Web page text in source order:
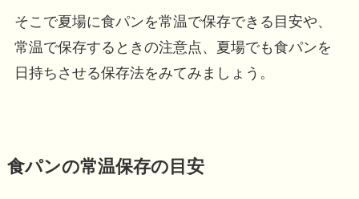
そこで夏場に食パンを常温で保存できる目安や、
常温で保存するときの注意点、夏場でも食パンを
日持ちさせる保存法をみてみましょう。
食パンの常温保存の目安